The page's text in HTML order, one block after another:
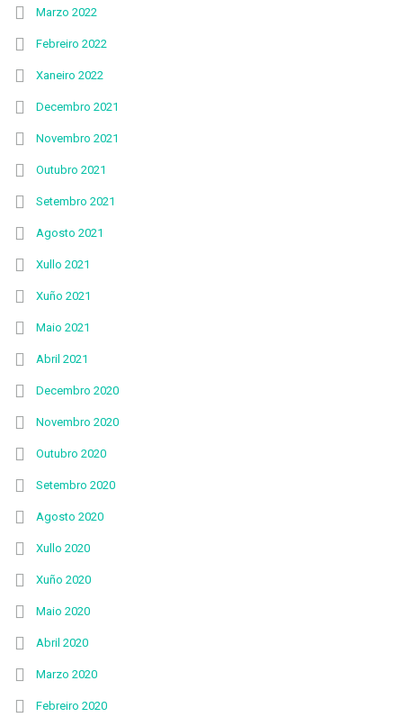
Marzo 2022
Febreiro 2022
Xaneiro 2022
Decembro 2021
Novembro 2021
Outubro 2021
Setembro 2021
Agosto 2021
Xullo 2021
Xuño 2021
Maio 2021
Abril 2021
Decembro 2020
Novembro 2020
Outubro 2020
Setembro 2020
Agosto 2020
Xullo 2020
Xuño 2020
Maio 2020
Abril 2020
Marzo 2020
Febreiro 2020